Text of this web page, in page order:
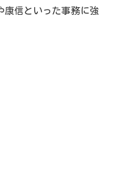
康信といった事務に強